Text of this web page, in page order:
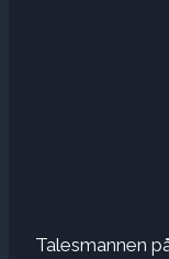
Talesmannen